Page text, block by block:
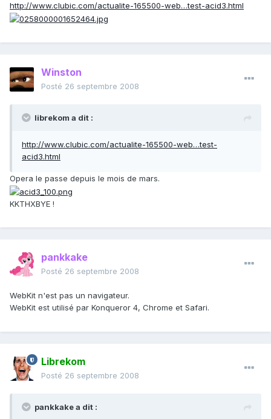
http://www.clubic.com/actualite-165500-web…test-acid3.html
Winston
Posté 26 septembre 2008
librekom a dit :
http://www.clubic.com/actualite-165500-web…test-
acid3.html
Opera le passe depuis le mois de mars.
KKTHXBYE !
pankkake
Posté 26 septembre 2008
WebKit n'est pas un navigateur.
WebKit est utilisé par Konqueror 4, Chrome et Safari.
Librekom
Posté 26 septembre 2008
pankkake a dit :